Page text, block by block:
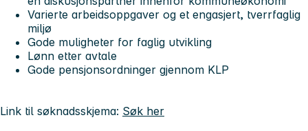
Varierte arbeidsoppgaver og et engasjert, tverrfaglig
miljø
Gode muligheter for faglig utvikling
Lønn etter avtale
Gode pensjonsordninger gjennom KLP
Link til søknadsskjema: Søk her